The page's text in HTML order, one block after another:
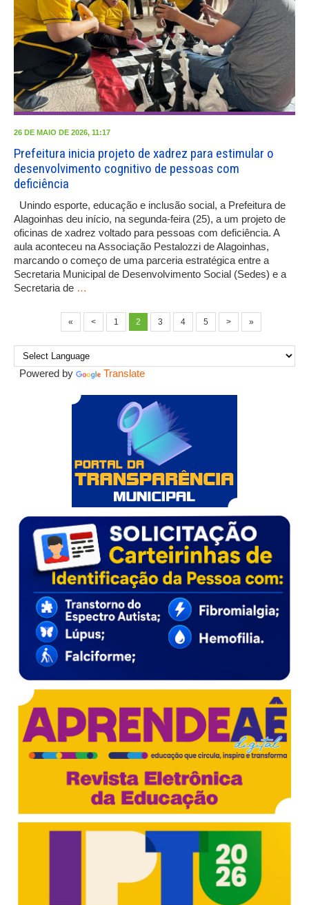
26 DE MAIO DE 2026, 11:17
Prefeitura inicia projeto de xadrez para estimular o
desenvolvimento cognitivo de pessoas com
deficiência
Unindo esporte, educação e inclusão social, a Prefeitura de
Alagoinhas deu início, na segunda-feira (25), a um projeto de
oficinas de xadrez voltado para pessoas com deficiência. A
aula aconteceu na Associação Pestalozzi de Alagoinhas,
marcando o começo de uma parceria estratégica entre a
Secretaria Municipal de Desenvolvimento Social (Sedes) e a
Secretaria de …
« < 1 2 3 4 5 > »
Powered by Translate